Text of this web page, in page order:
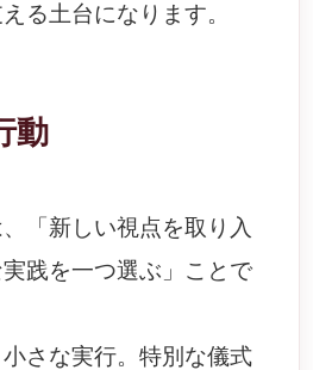
る土台になります。
動
「新しい視点を取り入
践を一つ選ぶ」ことで
さな実行。特別な儀式